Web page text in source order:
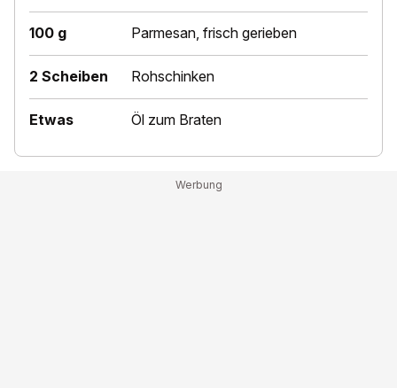
100 g Parmesan, frisch gerieben
2 Scheiben Rohschinken
Etwas Öl zum Braten